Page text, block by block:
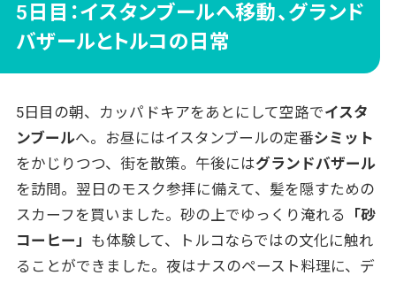
5日目：イスタンブールへ移動、グランド
バザールとトルコの日常
5日目の朝、カッパドキアをあとにして空路でイスタ
ンブールへ。お昼にはイスタンブールの定番シミット
をかじりつつ、街を散策。午後にはグランドバザール
を訪問。翌日のモスク参拝に備えて、髪を隠すための
スカーフを買いました。砂の上でゆっくり淹れる 「砂
コーヒー」 も体験して、トルコならではの文化に触れ
ることができました。夜はナスのペースト料理に、デ